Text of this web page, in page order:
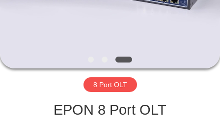
HUBUNGI
KAMI
PERMINTAAN
8 Port OLT
EPON 8 Port OLT